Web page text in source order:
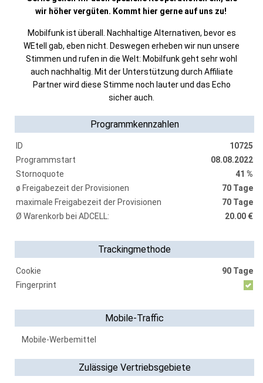
wir höher vergüten. Kommt hier gerne auf uns zu!
Mobilfunk ist überall. Nachhaltige Alternativen, bevor es
WEtell gab, eben nicht. Deswegen erheben wir nun unsere
Stimmen und rufen in die Welt: Mobilfunk geht sehr wohl
auch nachhaltig. Mit der Unterstützung durch Affiliate
Partner wird diese Stimme noch lauter und das Echo
sicher auch.
Programmkennzahlen
ID
10725
Programmstart
08.08.2022
Stornoquote
41 %
ø Freigabezeit der Provisionen
70 Tage
maximale Freigabezeit der Provisionen
70 Tage
Ø Warenkorb bei ADCELL:
20.00 €
Trackingmethode
Cookie
90 Tage
Fingerprint
Mobile-Traffic
Mobile-Werbemittel
Zulässige Vertriebsgebiete